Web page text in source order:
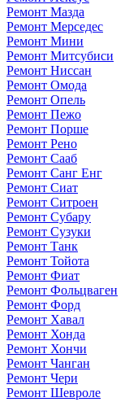
Ремонт Мазда
Ремонт Мерседес
Ремонт Мини
Ремонт Митсубиси
Ремонт Ниссан
Ремонт Омода
Ремонт Опель
Ремонт Пежо
Ремонт Порше
Ремонт Рено
Ремонт Сааб
Ремонт Санг Енг
Ремонт Сиат
Ремонт Ситроен
Ремонт Субару
Ремонт Сузуки
Ремонт Танк
Ремонт Тойота
Ремонт Фиат
Ремонт Фольцваген
Ремонт Форд
Ремонт Хавал
Ремонт Хонда
Ремонт Хончи
Ремонт Чанган
Ремонт Чери
Ремонт Шевроле